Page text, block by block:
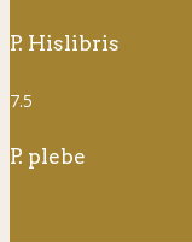
P. Hislibris
7.5
P. plebe